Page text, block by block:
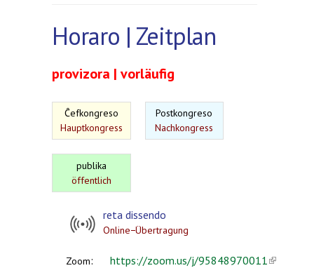
Horaro | Zeitplan
provizora | vorläufig
Ĉefkongreso
Hauptkongress
Postkongreso
Nachkongress
publika
öffentlich
reta dissendo
Online−Übertragung
Zoom: https://zoom.us/j/95848970011(link is